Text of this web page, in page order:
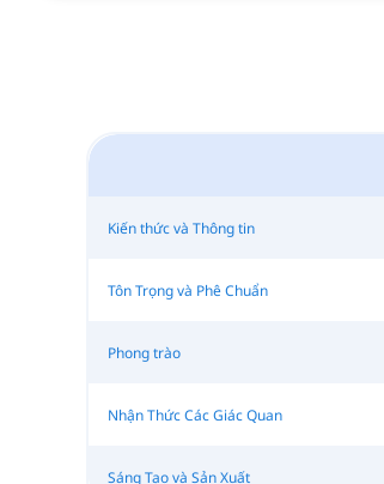
Kiến thức và Thông tin
Tôn Trọng và Phê Chuẩn
Phong trào
Nhận Thức Các Giác Quan
Sáng Tạo và Sản Xuất